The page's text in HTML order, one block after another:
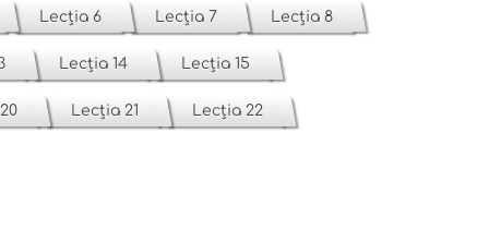
Lecția 6 Lecția 7 Lecția 8
Lecția 14 Lecția 15
Lecția 21 Lecția 22